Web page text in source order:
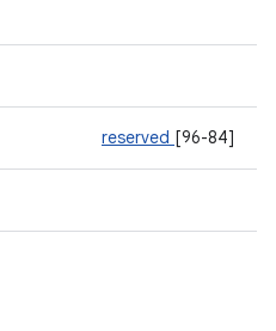
reserved [96-84]